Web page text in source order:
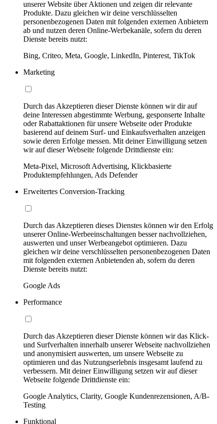
unserer Website über Aktionen und zeigen dir relevante
Produkte. Dazu gleichen wir deine verschlüsselten
personenbezogenen Daten mit folgenden externen Anbietern
ab und nutzen deren Online-Werbekanäle, sofern du deren
Dienste bereits nutzt:
Bing, Criteo, Meta, Google, LinkedIn, Pinterest, TikTok
Marketing
Durch das Akzeptieren dieser Dienste können wir dir auf
deine Interessen abgestimmte Werbung, gesponserte Inhalte
oder Rabattaktionen für unsere Webseite oder Produkte
basierend auf deinem Surf- und Einkaufsverhalten anzeigen
sowie deren Erfolge messen. Mit deiner Einwilligung setzen
wir auf dieser Webseite folgende Drittdienste ein:
Meta-Pixel, Microsoft Advertising, Klickbasierte
Produktempfehlungen, Ads Defender
Erweitertes Conversion-Tracking
Durch das Akzeptieren dieses Dienstes können wir den Erfolg
unserer Online-Werbeeinschaltungen besser nachvollziehen,
auswerten und unser Werbeangebot optimieren. Dazu
gleichen wir deine verschlüsselten personenbezogenen Daten
mit folgenden externen Anbietenden ab, sofern du deren
Dienste bereits nutzt:
Google Ads
Performance
Durch das Akzeptieren dieser Dienste können wir das Klick-
und Surfverhalten innerhalb unserer Webseite nachvollziehen
und anonymisiert auswerten, um unsere Webseite zu
optimieren und das Nutzungserlebnis insgesamt laufend zu
verbessern. Mit deiner Einwilligung setzen wir auf dieser
Webseite folgende Drittdienste ein:
Google Analytics, Clarity, Google Kundenrezensionen, A/B-
Testing
Funktional